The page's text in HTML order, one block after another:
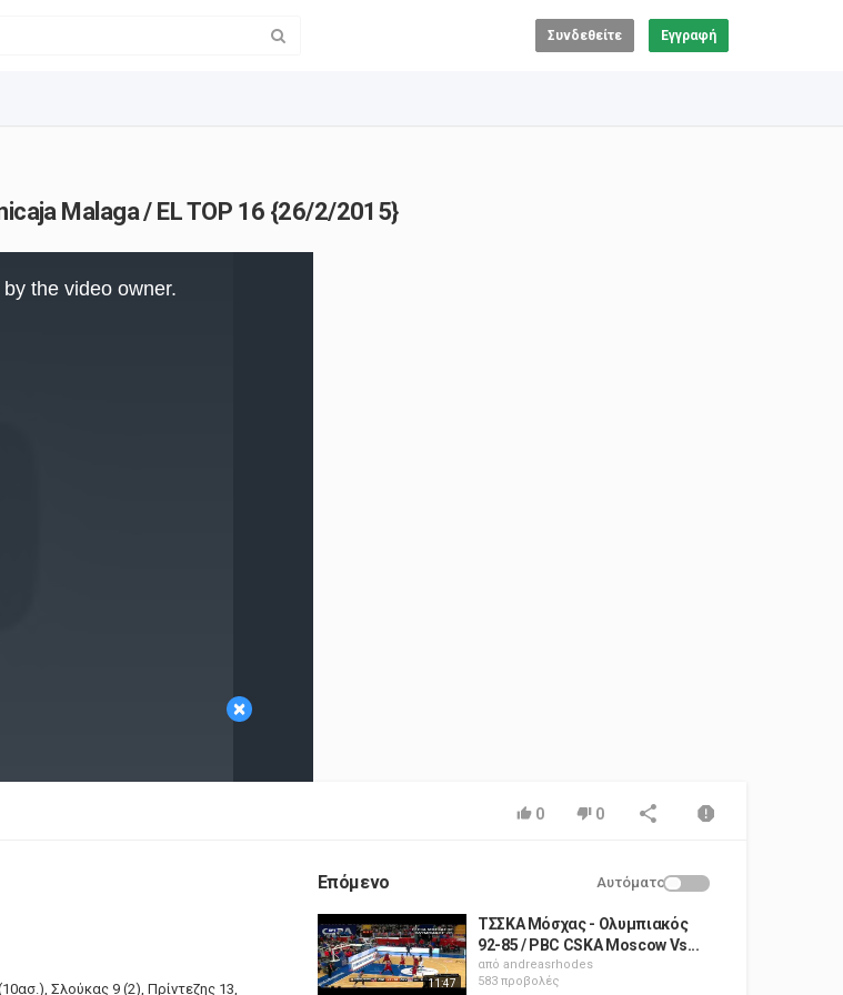
Συνδεθείτε Εγγραφή
Malaga / EL TOP 16 {26/2/2015}
×
the video owner.
0 0
Σλούκας 9 (2), Πρίντεζης 13,
Επόμενο Αυτόματο
11:47
ΤΣΣΚΑ Μόσχας - Ολυμπιακός
92-85 / PBC CSKA Moscow Vs...
από andreasrhodes
583 προβολές